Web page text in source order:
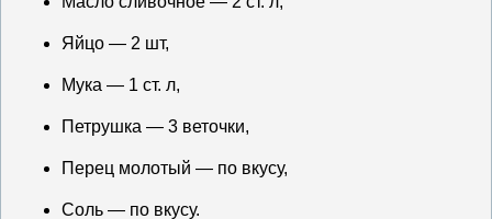
Яйцо — 2 шт,
Мука — 1 ст. л,
Петрушка — 3 веточки,
Перец молотый — по вкусу,
Соль — по вкусу.